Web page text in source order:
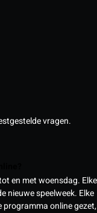
vragen.
en met woensdag. Elke
nieuwe speelweek. Elke
online gezet,